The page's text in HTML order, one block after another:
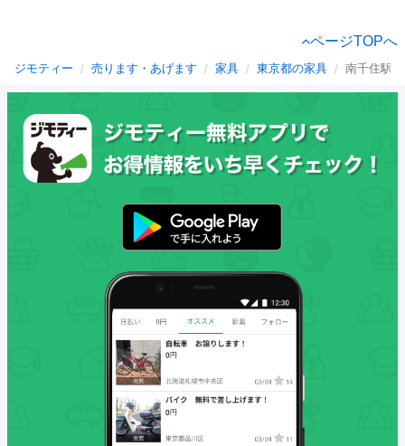
ページTOPへ
ジモティー 売ります・あげます 家具 東京都の家具 南千住駅